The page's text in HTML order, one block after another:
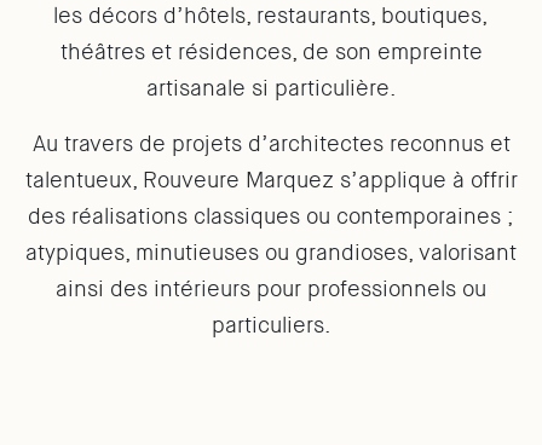
les décors d’hôtels, restaurants, boutiques,
théâtres et résidences, de son empreinte
artisanale si particulière.
Au travers de projets d’architectes reconnus et
talentueux, Rouveure Marquez s’applique à offrir
des réalisations classiques ou contemporaines ;
atypiques, minutieuses ou grandioses, valorisant
ainsi des intérieurs pour professionnels ou
particuliers.